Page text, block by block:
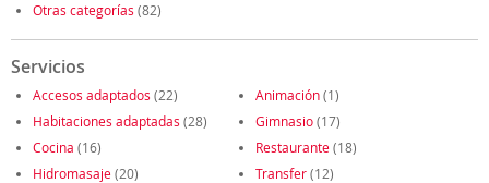
Otras categorías (82)
Servicios
Accesos adaptados (22) Animación(1)
Habitaciones adaptadas (28) Gimnasio(17)
Cocina (16) Restaurante(18)
Hidromasaje(20) Transfer(12)